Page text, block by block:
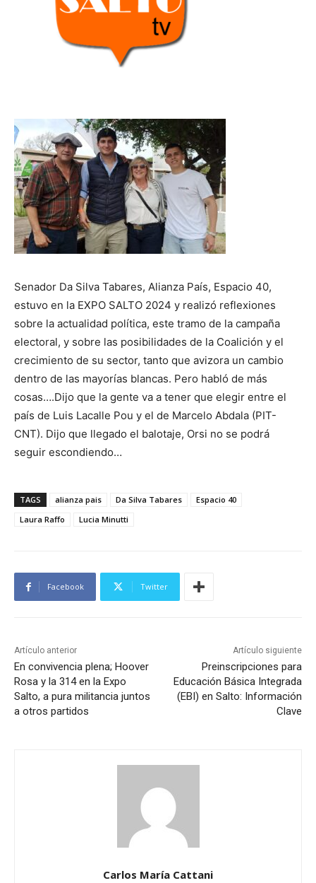
Senador Da Silva Tabares, Alianza País, Espacio 40,
estuvo en la EXPO SALTO 2024 y realizó reflexiones
sobre la actualidad política, este tramo de la campaña
electoral, y sobre las posibilidades de la Coalición y el
crecimiento de su sector, tanto que avizora un cambio
dentro de las mayorías blancas. Pero habló de más
cosas….Dijo que la gente va a tener que elegir entre el
país de Luis Lacalle Pou y el de Marcelo Abdala (PIT-
CNT). Dijo que llegado el balotaje, Orsi no se podrá
seguir escondiendo…
TAGS alianza pais Da Silva Tabares
Espacio 40
Laura Raffo
Lucia Minutti
Facebook Twitter
Artículo anterior
En convivencia plena; Hoover
Rosa y la 314 en la Expo
Salto, a pura militancia juntos
a otros partidos
Artículo siguiente
Preinscripciones para
Educación Básica Integrada
(EBI) en Salto: Información
Clave
Carlos María Cattani